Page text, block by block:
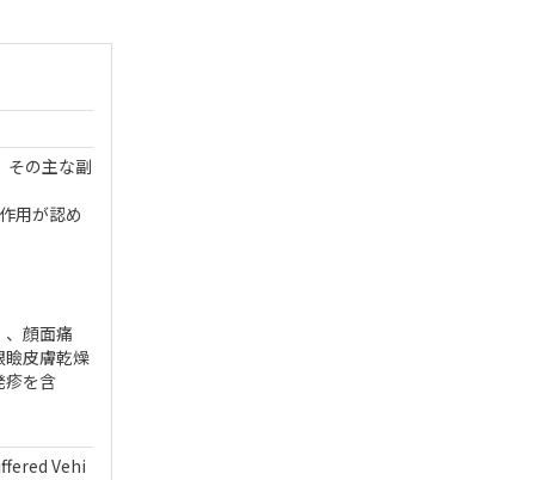
その主な副
用が認め
顔面痛
皮膚乾燥
疹を含
Vehi